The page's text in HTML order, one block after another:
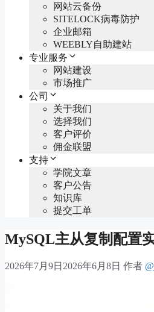
网站云备份
SITELOCK病毒防护
企业邮箱
WEEBLY自助建站
专业服务
网站建设
市场推广
公司
关于我们
选择我们
客户评价
佣金联盟
支持
学院文章
客户公告
知识库
提交工单
MySQL主从复制配置
2026年7月9日 2026年6月8日 作者